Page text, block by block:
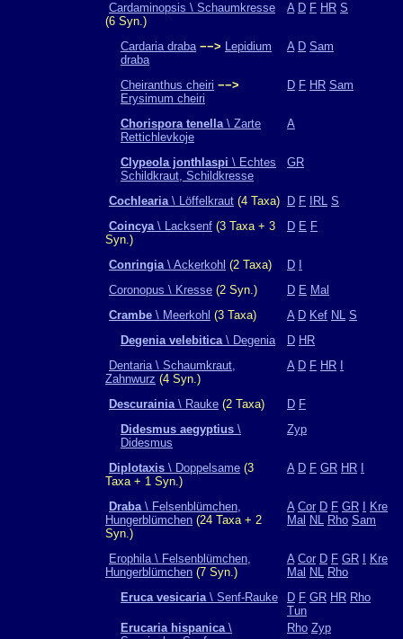
Cardaminopsis \ Schaumkresse
(6 Syn.)
A D F HR S
Cardaria draba −−> Lepidium
draba
A D Sam
Cheiranthus cheiri −−>
Erysimum cheiri
D F HR Sam
Chorispora tenella\ Zarte
Rettichlevkoje
A
Clypeola jonthlaspi \ Echtes
Schildkraut, Schildkresse
GR
Cochlearia\ Löffelkraut (4 Taxa) D F IRL S
Coincya\ Lacksenf (3 Taxa + 3
Syn.)
D E F
Conringia\ Ackerkohl (2 Taxa) D
Coronopus \ Kresse (2 Syn.) D E Mal
Crambe \ Meerkohl (3 Taxa) A D Kef NL S
Degenia velebitica\ Degenia D HR
Dentaria \ Schaumkraut,
Zahnwurz (4 Syn.)
A D F HR
Descurainia\ Rauke (2 Taxa) D F
Didesmus aegyptius \
Didesmus
Zyp
Diplotaxis \ Doppelsame (3
Taxa + 1 Syn.)
A D F GR HR
Draba\ Felsenblümchen,
Hungerblümchen (24 Taxa + 2
Syn.)
A Cor D F GR
Kre
Mal NL Rho Sam
Erophila \ Felsenblümchen,
Hungerblümchen (7 Syn.)
A Cor D F GR
Kre
Mal NL Rho
Eruca vesicaria\ Senf-Rauke D F GR HR Rho
Tun
Erucaria hispanica\
Rho Zyp